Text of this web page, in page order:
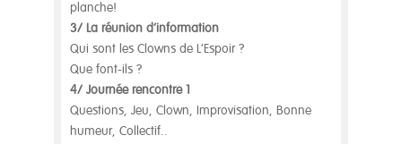
planche!
3/ La réunion d’information
Qui sont les Clowns de L’Espoir ?
Que font-ils ?
4/ Journée rencontre 1
Questions, Jeu, Clown, Improvisation, Bonne
humeur, Collectif..